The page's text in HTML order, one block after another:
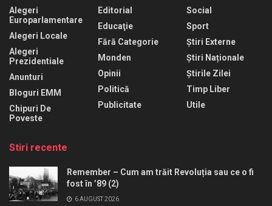
Alegeri
Europarlamentare
Alegeri Locale
Alegeri
Prezidentiale
Anunturi
Bloguri EMM
Chipuri De
Poveste
Editorial
Educaţie
Fără Categorie
Monden
Opinii
Politică
Publicitate
Social
Sport
Știri Externe
Știri Naționale
Știrile Zilei
Timp Liber
Utile
Stiri recente
Remember – Cum am trăit Revoluția sau ce o fi
fost în ’89 (2)
6 AUGUST 2026